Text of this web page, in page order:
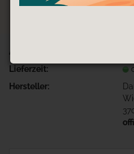
Art.Nr.:
Lieferzeit:
Hersteller: